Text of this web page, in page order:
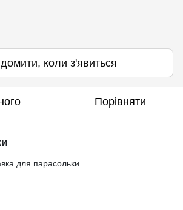
коли з'явиться
Порівняти
для парасольки